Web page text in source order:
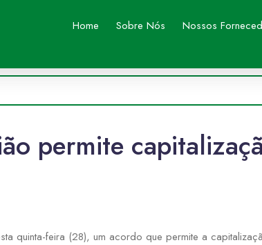
Home Sobre Nós Nossos
permite
quinta-feira (28), um acordo que permite a